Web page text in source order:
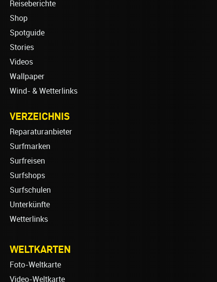
Reiseberichte
Shop
Spotguide
Stories
Videos
Wallpaper
Wind- & Wetterlinks
VERZEICHNIS
Reparaturanbieter
Surfmarken
Surfreisen
Surfshops
Surfschulen
Unterkünfte
Wetterlinks
WELTKARTEN
Foto-Weltkarte
Video-Weltkarte